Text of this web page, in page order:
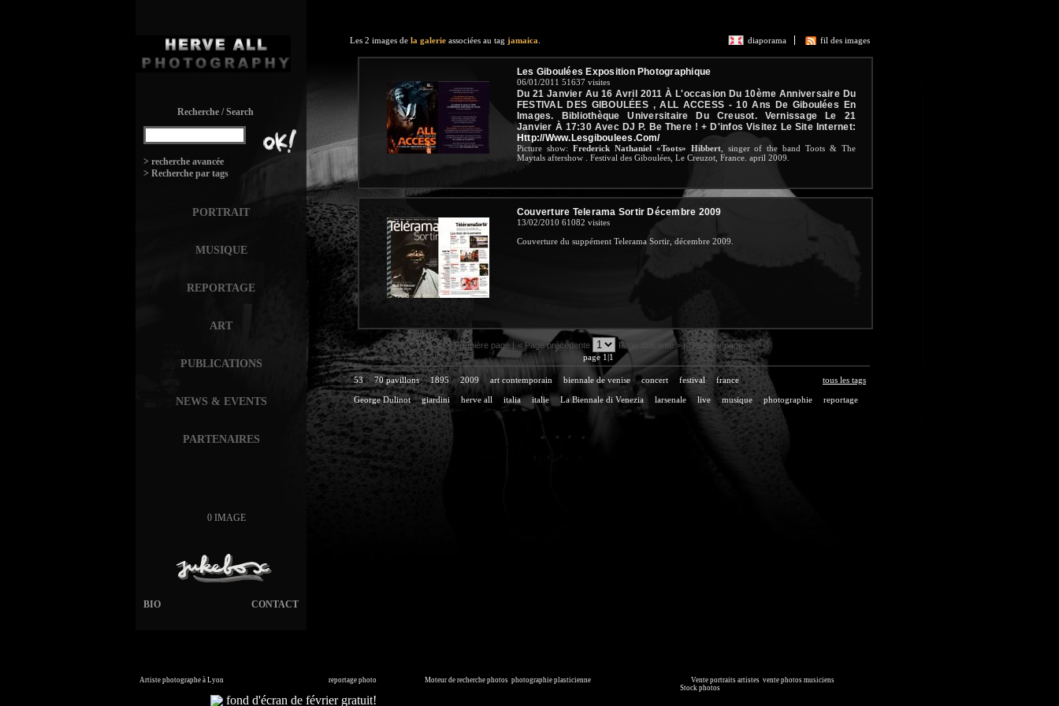
Recherche / Search
> recherche avancée
> Recherche par tags
PORTRAIT
MUSIQUE
REPORTAGE
ART
PUBLICATIONS
NEWS & EVENTS
PARTENAIRES
0 IMAGE
CONTACT
BIO
fil des images
diaporama
Les 2 images de la galerie associées au tag jamaica
Les Giboulées Exposition Photographique
06/01/2011 51637 visites
Du 21 Janvier Au 16 Avril 2011 À L'occasion Du 10ème Anniversaire Du
FESTIVAL DES GIBOULÉES , ALL ACCESS - 10 Ans De Giboulées En
Images. Bibliothèque Universitaire Du Creusot. Vernissage Le 21
Janvier À 17:30 Avec DJ P. Be There ! + D'infos Visitez Le Site Internet:
Http://www.lesgiboulees.com/
Picture show: Frederick Nathaniel «Toots» Hibbert, singer of the band Toots & The
Maytals aftershow . Festival des Giboulées, Le Creuzot, France. april 2009.
Couverture Telerama Sortir Décembre 2009
13/02/2010 61082 visites
Couverture du suppément Telerama Sortir, décembre 2009.
<< Première page | < Page précédente Page Suivante > | Dernière page >>
page 1|1
tous les tags
53 70 pavillons 1895 2009 art contemporain biennale de venise concert festival france
George Dulinot giardini herve all italia italie La Biennale di Venezia larsenale live musique photographie reportage
fond d'écran de février gratuit!
Artiste photographe à Lyon reportage photo Moteur de recherche photos photographie plasticienne Vente portraits artistes vente photos musiciens
Stock photos, image collections.